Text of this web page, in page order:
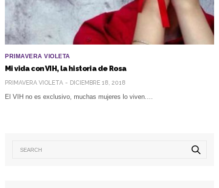
PRIMAVERA VIOLETA
Mi vida con VIH, la historia de Rosa
PRIMAVERA VIOLETA DICIEMBRE 18, 2018
El VIH no es exclusivo, muchas mujeres lo viven.…